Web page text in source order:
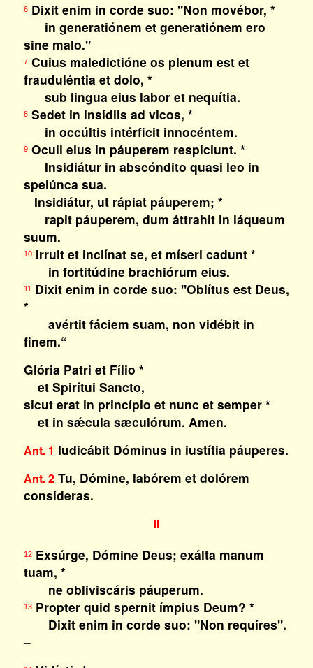
6Dixit enim in corde suo: "Non movébor, *
in generatiónem et generatiónem ero
sine malo."
7Cuius maledictióne os plenum est et
frauduléntia et dolo, *
sub lingua eius labor et nequítia.
8Sedet in insídiis ad vicos, *
in occúltis intérficit innocéntem.
9Oculi eius in páuperem respíciunt. *
Insidiátur in abscóndito quasi leo in
spelúnca sua.
Insidiátur, ut rápiat páuperem; *
rapit páuperem, dum áttrahit in láqueum
suum.
10Irruit et inclínat se, et míseri cadunt *
in fortitúdine brachiórum eius.
11Dixit enim in corde suo: "Oblítus est Deus,
*
avértit fáciem suam, non vidébit in
finem.“
Glória Patri et Fílio *
et Spirítui Sancto,
sicut erat in princípio et nunc et semper *
et in sǽcula sæculórum. Amen.
Ant. 1 Iudicábit Dóminus in iustítia páuperes.
Ant. 2Tu, Dómine, labórem et dolórem
consíderas.
II
12Exsúrge, Dómine Deus; exálta manum
tuam, *
ne obliviscáris páuperum.
13Propter quid spernit ímpius Deum? *
Dixit enim in corde suo: "Non requíres".
–